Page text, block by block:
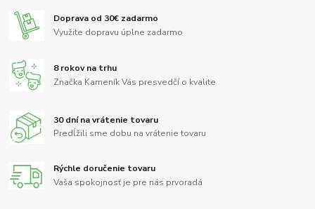
Doprava od 30€ zadarmo
Využite dopravu úplne zadarmo
8 rokov na trhu
Značka Kameník Vás presvedčí o kvalite
30 dní na vrátenie tovaru
Predĺžili sme dobu na vrátenie tovaru
Rýchle doručenie tovaru
Vaša spokojnosť je pre nás prvoradá